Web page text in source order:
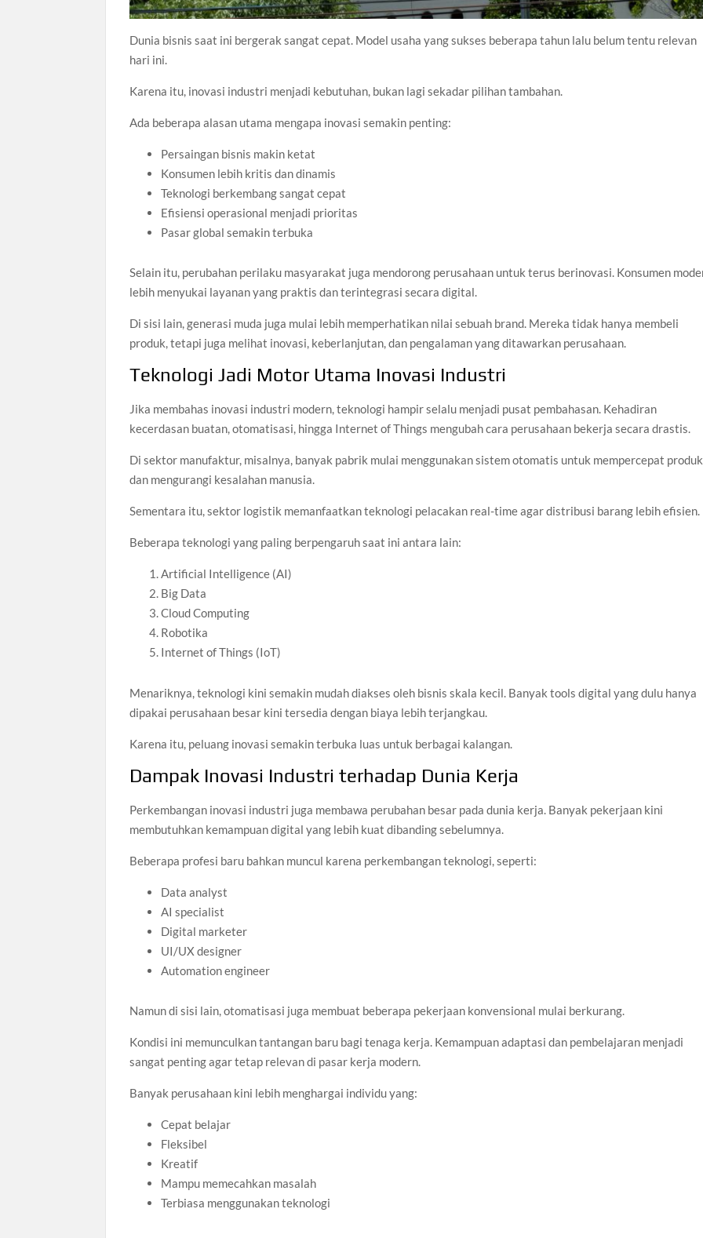
Dunia bisnis saat ini bergerak sangat cepat. Model usaha yang sukses beberapa tahun lalu belum tentu relevan
hari ini.
Karena itu, inovasi industri menjadi kebutuhan, bukan lagi sekadar pilihan tambahan.
Ada beberapa alasan utama mengapa inovasi semakin penting:
Persaingan bisnis makin ketat
Konsumen lebih kritis dan dinamis
Teknologi berkembang sangat cepat
Efisiensi operasional menjadi prioritas
Pasar global semakin terbuka
Selain itu, perubahan perilaku masyarakat juga mendorong perusahaan untuk terus berinovasi. Konsumen
lebih menyukai layanan yang praktis dan terintegrasi secara digital.
Di sisi lain, generasi muda juga mulai lebih memperhatikan nilai sebuah brand. Mereka tidak hanya membeli
produk, tetapi juga melihat inovasi, keberlanjutan, dan pengalaman yang ditawarkan perusahaan.
Teknologi Jadi Motor Utama Inovasi Industri
Jika membahas inovasi industri modern, teknologi hampir selalu menjadi pusat pembahasan. Kehadiran
kecerdasan buatan, otomatisasi, hingga Internet of Things mengubah cara perusahaan bekerja secara drastis.
Di sektor manufaktur, misalnya, banyak pabrik mulai menggunakan sistem otomatis untuk mempercepat
dan mengurangi kesalahan manusia.
Sementara itu, sektor logistik memanfaatkan teknologi pelacakan real-time agar distribusi barang lebih efisien.
Beberapa teknologi yang paling berpengaruh saat ini antara lain:
Artificial Intelligence (AI)
Big Data
Cloud Computing
Robotika
Internet of Things (IoT)
Menariknya, teknologi kini semakin mudah diakses oleh bisnis skala kecil. Banyak tools digital yang dulu hanya
dipakai perusahaan besar kini tersedia dengan biaya lebih terjangkau.
Karena itu, peluang inovasi semakin terbuka luas untuk berbagai kalangan.
Dampak Inovasi Industri terhadap Dunia Kerja
Perkembangan inovasi industri juga membawa perubahan besar pada dunia kerja. Banyak pekerjaan kini
membutuhkan kemampuan digital yang lebih kuat dibanding sebelumnya.
Beberapa profesi baru bahkan muncul karena perkembangan teknologi, seperti:
Data analyst
AI specialist
Digital marketer
UI/UX designer
Automation engineer
Namun di sisi lain, otomatisasi juga membuat beberapa pekerjaan konvensional mulai berkurang.
Kondisi ini memunculkan tantangan baru bagi tenaga kerja. Kemampuan adaptasi dan pembelajaran menjadi
sangat penting agar tetap relevan di pasar kerja modern.
Banyak perusahaan kini lebih menghargai individu yang:
Cepat belajar
Fleksibel
Kreatif
Mampu memecahkan masalah
Terbiasa menggunakan teknologi